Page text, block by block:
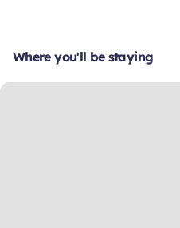
Where you'll be staying